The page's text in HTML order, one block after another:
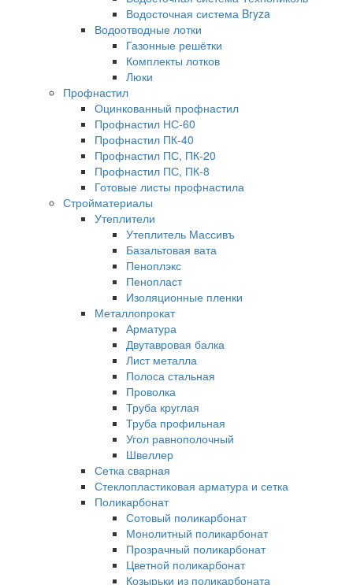
Водосточная система Bryza
Водоотводные лотки
Газонные решётки
Комплекты лотков
Люки
Профнастил
Оцинкованный профнастил
Профнастил НС-60
Профнастил ПК-40
Профнастил ПС, ПК-20
Профнастил ПС, ПК-8
Готовые листы профнастила
Стройматериалы
Утеплители
Утеплитель Массивъ
Базальтовая вата
Пеноплэкс
Пенопласт
Изоляционные пленки
Металлопрокат
Арматура
Двутавровая балка
Лист металла
Полоса стальная
Проволка
Труба круглая
Труба профильная
Угол равнополочный
Швеллер
Сетка сварная
Стеклопластиковая арматура и сетка
Поликарбонат
Сотовый поликарбонат
Монолитный поликарбонат
Прозрачный поликарбонат
Цветной поликарбонат
Козырьки из поликарбоната